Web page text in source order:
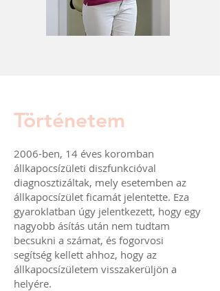
Történetem
2006-ben, 14 éves koromban
állkapocsízületi diszfunkcióval
diagnosztizáltak, mely esetemben az
állkapocsízület ficamát jelentette. Eza
gyaroklatban úgy jelentkezett, hogy egy
nagyobb ásítás után nem tudtam
becsukni a számat, és fogorvosi
segítség kellett ahhoz, hogy az
állkapocsízületem visszakerüljön a
helyére.